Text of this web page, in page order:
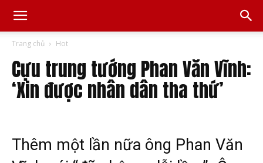
Trang chủ Hot
Cựu trung tướng Phan Văn Vĩnh:
‘Xin được nhân dân tha thứ’
Thêm một lần nữa ông Phan Văn